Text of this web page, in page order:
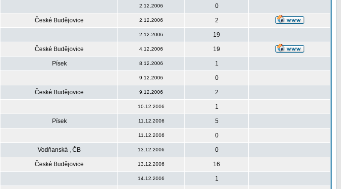
2.12.2006 0
České Budějovice 2.12.2006 2
2.12.2006 19
České Budějovice 4.12.2006 19
Písek 8.12.2006 1
9.12.2006 0
České Budějovice 9.12.2006 2
10.12.2006 1
Písek 11.12.2006 5
11.12.2006 0
Vodňanská , ČB 13.12.2006 0
České Budějovice 13.12.2006 16
14.12.2006 1